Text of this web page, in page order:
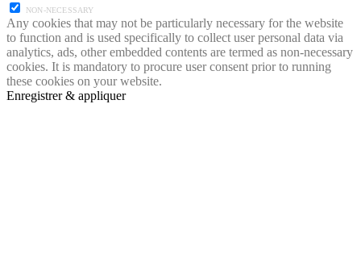
NON-NECESSARY
Any cookies that may not be particularly necessary for the website
to function and is used specifically to collect user personal data via
analytics, ads, other embedded contents are termed as non-necessary
cookies. It is mandatory to procure user consent prior to running
these cookies on your website.
Enregistrer & appliquer